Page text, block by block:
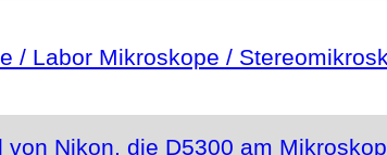
/ Labor Mikroskope /
Nikon, die D5300 am